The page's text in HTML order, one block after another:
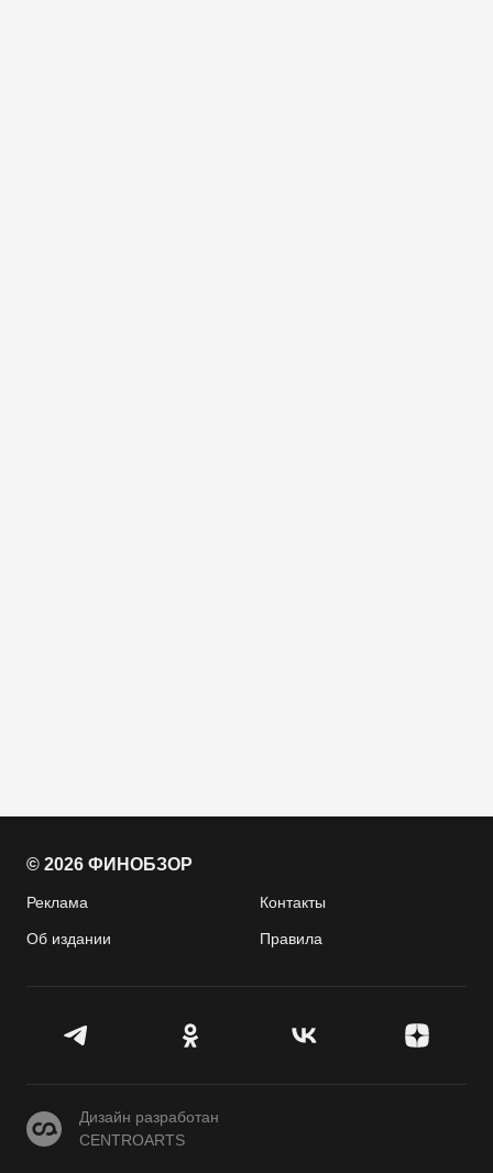
© 2026 ФИНОБЗОР
Реклама Контакты
Об издании Правила
CENTROARTS